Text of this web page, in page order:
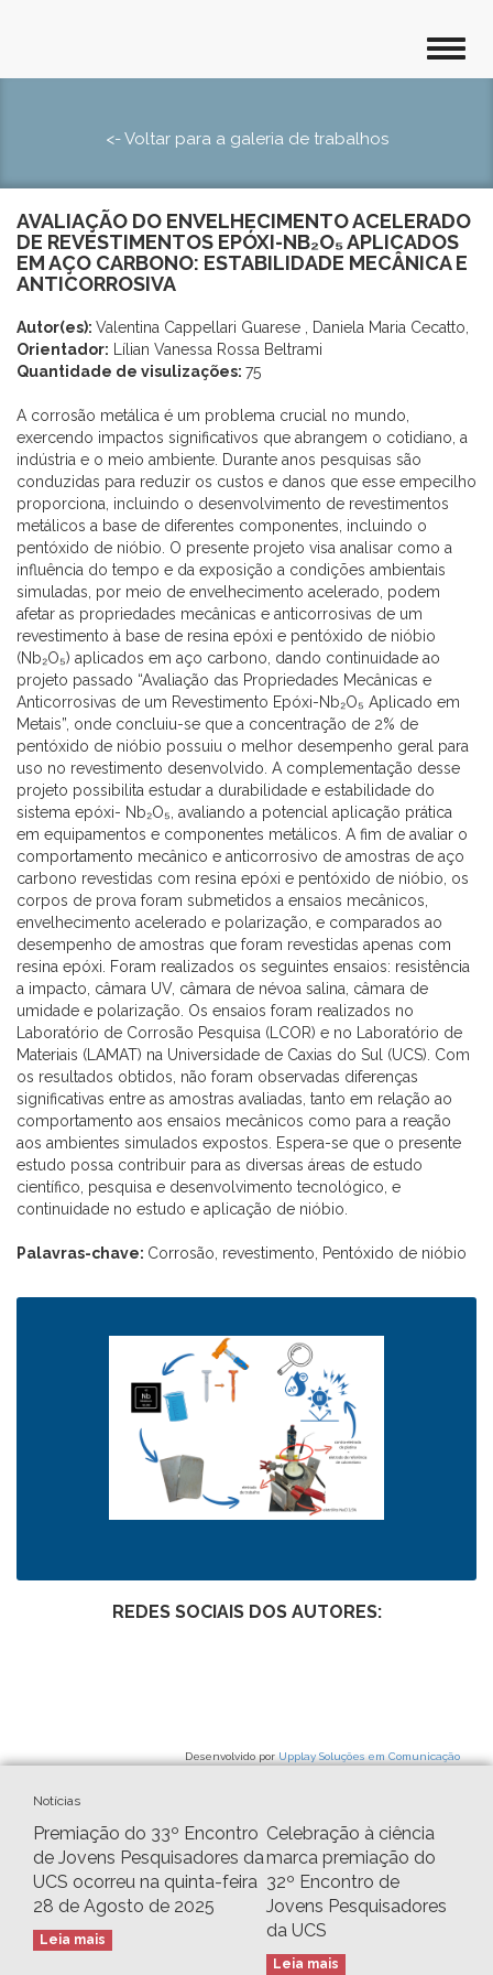
<- Voltar para a galeria de trabalhos
AVALIAÇÃO DO ENVELHECIMENTO ACELERADO
DE REVESTIMENTOS EPÓXI-NB₂O₅ APLICADOS
EM AÇO CARBONO: ESTABILIDADE MECÂNICA E
ANTICORROSIVA
Autor(es): Valentina Cappellari Guarese , Daniela Maria Cecatto,
Orientador: Lílian Vanessa Rossa Beltrami
Quantidade de visulizações: 75
A corrosão metálica é um problema crucial no mundo,
exercendo impactos significativos que abrangem o cotidiano, a
indústria e o meio ambiente. Durante anos pesquisas são
conduzidas para reduzir os custos e danos que esse empecilho
proporciona, incluindo o desenvolvimento de revestimentos
metálicos a base de diferentes componentes, incluindo o
pentóxido de nióbio. O presente projeto visa analisar como a
influência do tempo e da exposição a condições ambientais
simuladas, por meio de envelhecimento acelerado, podem
afetar as propriedades mecânicas e anticorrosivas de um
revestimento à base de resina epóxi e pentóxido de nióbio
(Nb₂O₅) aplicados em aço carbono, dando continuidade ao
projeto passado “Avaliação das Propriedades Mecânicas e
Anticorrosivas de um Revestimento Epóxi-Nb₂O₅ Aplicado em
Metais”, onde concluiu-se que a concentração de 2% de
pentóxido de nióbio possuiu o melhor desempenho geral para
uso no revestimento desenvolvido. A complementação desse
projeto possibilita estudar a durabilidade e estabilidade do
sistema epóxi- Nb₂O₅, avaliando a potencial aplicação prática
em equipamentos e componentes metálicos. A fim de avaliar o
comportamento mecânico e anticorrosivo de amostras de aço
carbono revestidas com resina epóxi e pentóxido de nióbio, os
corpos de prova foram submetidos a ensaios mecânicos,
envelhecimento acelerado e polarização, e comparados ao
desempenho de amostras que foram revestidas apenas com
resina epóxi. Foram realizados os seguintes ensaios: resistência
a impacto, câmara UV, câmara de névoa salina, câmara de
umidade e polarização. Os ensaios foram realizados no
Laboratório de Corrosão Pesquisa (LCOR) e no Laboratório de
Materiais (LAMAT) na Universidade de Caxias do Sul (UCS). Com
os resultados obtidos, não foram observadas diferenças
significativas entre as amostras avaliadas, tanto em relação ao
comportamento aos ensaios mecânicos como para a reação
aos ambientes simulados expostos. Espera-se que o presente
estudo possa contribuir para as diversas áreas de estudo
científico, pesquisa e desenvolvimento tecnológico, e
continuidade no estudo e aplicação de nióbio.
Palavras-chave: Corrosão, revestimento, Pentóxido de nióbio
REDES SOCIAIS DOS AUTORES:
Desenvolvido por Upplay Soluções em Comunicação
Notícias
Premiação do 33º Encontro
de Jovens Pesquisadores da
UCS ocorreu na quinta-feira
28 de Agosto de 2025
Leia mais
Celebração à ciência
marca premiação do
32º Encontro de
Jovens Pesquisadores
da UCS
Leia mais